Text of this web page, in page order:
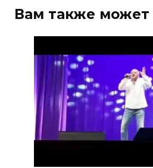
Вам также может